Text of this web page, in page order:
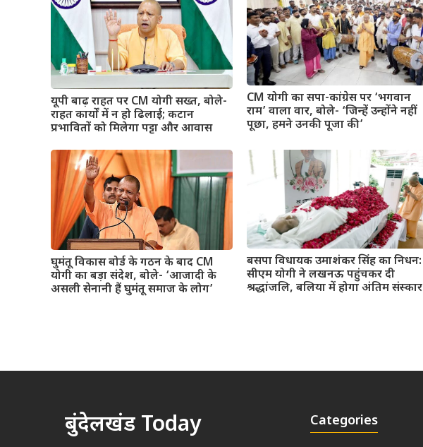
यूपी बाढ़ राहत पर CM योगी सख्त, बोले-
राहत कार्यों में न हो ढिलाई; कटान
प्रभावितों को मिलेगा पट्टा और आवास
CM योगी का सपा-कांग्रेस पर ‘भगवान
राम’ वाला वार, बोले- ‘जिन्हें उन्होंने नहीं
पूछा, हमने उनकी पूजा की’
घुमंतू विकास बोर्ड के गठन के बाद CM
योगी का बड़ा संदेश, बोले- ‘आजादी के
असली सेनानी हैं घुमंतू समाज के लोग’
बसपा विधायक उमाशंकर सिंह का निधन:
सीएम योगी ने लखनऊ पहुंचकर दी
श्रद्धांजलि, बलिया में होगा अंतिम संस्कार
बुंदेलखंड Today Categories